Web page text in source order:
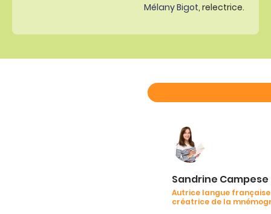
Mélany Bigot, relectrice.
Sandrine Campese
Autrice langue
créatrice de la